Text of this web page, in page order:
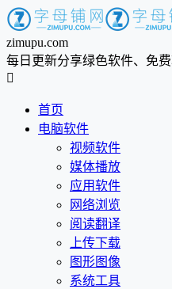
zimupu.com
每日更新分享绿色软件、免费

首页
电脑软件
视频软件
媒体播放
应用软件
网络浏览
阅读翻译
上传下载
图形图像
系统工具